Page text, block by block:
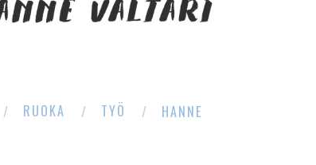
RUOKA TYÖ HANNE